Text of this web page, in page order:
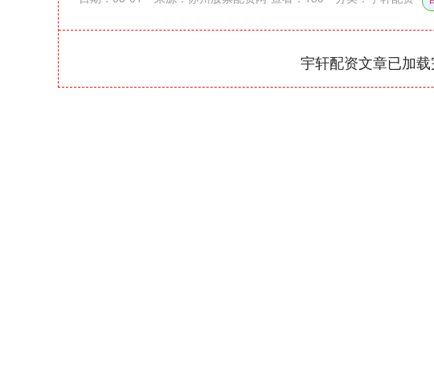
宇轩配资文章已加